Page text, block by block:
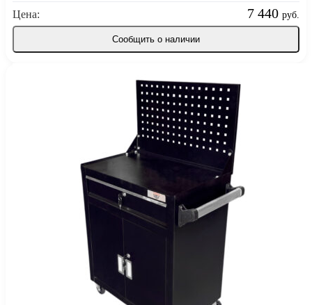
Цена: 7 440 руб.
Сообщить о наличии